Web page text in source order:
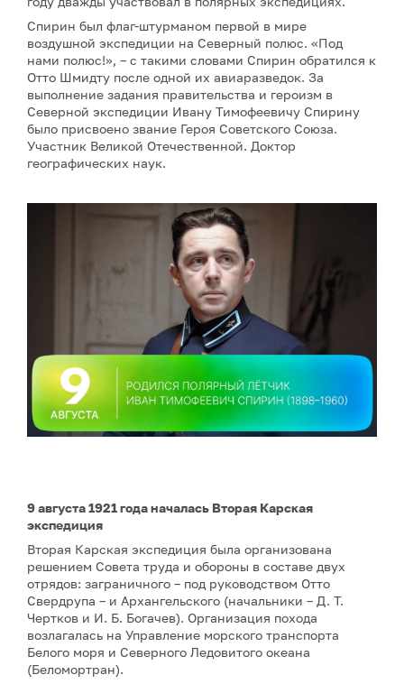
Спирин был флаг-штурманом первой в мире
воздушной экспедиции на Северный полюс. «Под
нами полюс!», – с такими словами Спирин обратился к
Отто Шмидту после одной их авиаразведок. За
выполнение задания правительства и героизм в
Северной экспедиции Ивану Тимофеевичу Спирину
было присвоено звание Героя Советского Союза.
Участник Великой Отечественной. Доктор
географических наук.
9 августа 1921 года началась Вторая Карская
экспедиция
Вторая Карская экспедиция была организована
решением Совета труда и обороны в составе двух
отрядов: заграничного – под руководством Отто
Свердрупа – и Архангельского (начальники – Д. Т.
Чертков и И. Б. Богачев). Организация похода
возлагалась на Управление морского транспорта
Белого моря и Северного Ледовитого океана
(Беломортран).